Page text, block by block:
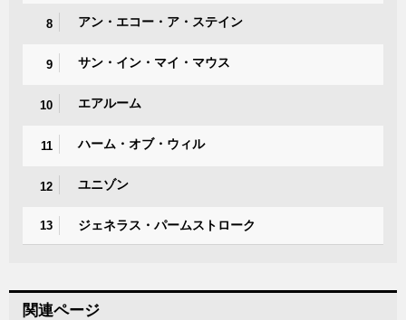
8 アン・エコー・ア・ステイン
9 サン・イン・マイ・マウス
10 エアルーム
11 ハーム・オブ・ウィル
12 ユニゾン
13 ジェネラス・パームストローク
関連ページ